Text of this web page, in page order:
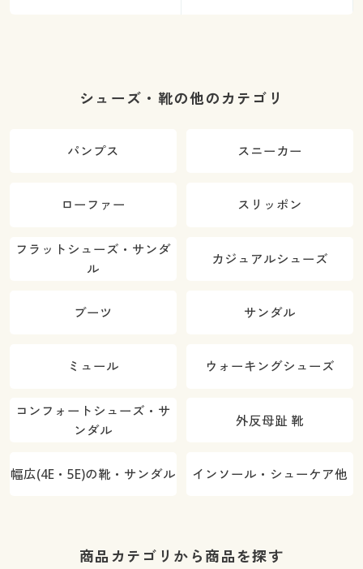
シューズ・靴の他のカテゴリ
パンプス スニーカー
ローファー スリッポン
フラットシューズ・サンダ
ル
カジュアルシューズ
ブーツ サンダル
ミュール ウォーキングシューズ
コンフォートシューズ・サ
ンダル
外反母趾 靴
幅広(4E・5E)の靴・サンダル インソール・シューケア他
商品カテゴリから商品を探す